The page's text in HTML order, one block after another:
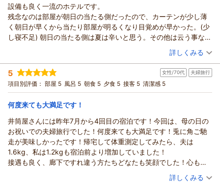
ます。食事もとても美味しく、量も多くて大満足です。また利用
したい宿となりました。お値段もこの内容にしては割安だと思い
ます。
ちぇしゃ猫様
この度は当館にご宿泊いただき誠にありがとうございました。
さらには、源泉温泉露天風呂付き特別室 『雅（みやび）』へ
のお褒めのお言葉を頂戴し重ねてお礼申し上げます。
当館は源泉を所有しており、湯村温泉の豊富な湯量ならではの
新鮮な天然温泉を堪能いただけます。
新鮮な天然温泉は客室のお風呂はもとより洗面にも配湯してお
ります。
是非また湯村の自慢の温泉でゆったり温泉三昧にお越しくださ
いませ。
上げます。
（返信日：2026/05/14）
設備も良く一流のホテルです。
残念なのは部屋が朝日の当たる側だったので、カーテンが少し薄
く朝日が早くから当たり部屋が明るくなり目覚めが早かった。(少
し寝不足) 朝日の当たる側は夏は辛いと思う。その他は云う事なし
（投稿日：2026/05/11）
宿泊時期： 2026年05月宿泊 (夫婦旅行)
投稿者： アッチャンさん
宿泊プラン： 幻想的なライトアップと共にイス・テーブルで楽しむ旬会席
♪ ガーデンダイニング『はなみずき』プラン
和室 朝・夕
宿泊価格帯： 21,001～22,000円(大人一人あたり/税込)
湯村温泉 佳泉郷 井づつやからの返信
アッチャン様
この度は当館にご宿泊いただき誠にありがとうございました。
さらにはご滞在中ご満足いただけたようで大変うれしく存じま
す。
詳しくみる
5 女性/70代 夫婦旅行
項目別評価： 部屋 5 風呂 5 朝食 5 夕食 5 接客 5 清潔感 5
何度来ても大満足です！
井筒屋さんには昨年7月から4回目の宿泊です！今回は、母の日の
お祝いでの夫婦旅行でした！何度来ても大満足です！兎に角ご馳
走が美味しかったです！帰宅して体重測定してみたら、夫は
1.6kg、私は1.2kgも宿泊前より増加していました！
接遇も良く、廊下ですれ違う方たちどなたも笑顔でした！心も身
（投稿日：2026/05/10）
詳しくみる